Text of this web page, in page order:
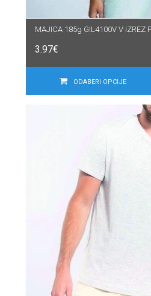
MAJICA 185g GIL4100V V IZREZ
3.97€
ODABERI OPCIJE